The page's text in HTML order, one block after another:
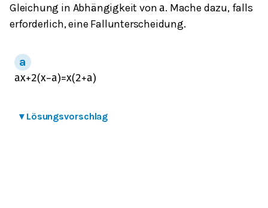
Gleichung in Abhängigkeit vona. Mache dazu, falls
erforderlich, eine Fallunterscheidung.
ax+2(x−a)=x(2+a)
▾ Lösungsvorschlag